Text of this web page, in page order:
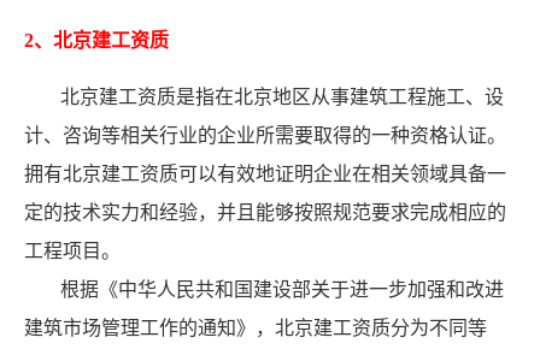
2、北京建工资质
北京建工资质是指在北京地区从事建筑工程施工、设
计、咨询等相关行业的企业所需要取得的一种资格认证。
拥有北京建工资质可以有效地证明企业在相关领域具备一
定的技术实力和经验，并且能够按照规范要求完成相应的
工程项目。
根据《中华人民共和国建设部关于进一步加强和改进
建筑市场管理工作的通知》，北京建工资质分为不同等